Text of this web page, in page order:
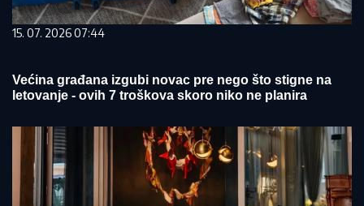
15. 07. 2026 07:44
Većina građana izgubi novac pre nego što stigne na
letovanje - ovih 7 troškova skoro niko ne planira